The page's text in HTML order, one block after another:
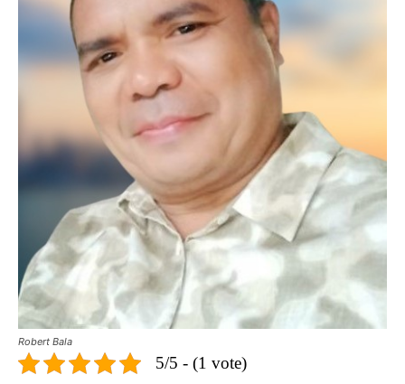
Robert Bala
5/5 - (1 vote)